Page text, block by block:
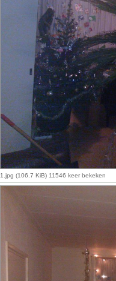
1.jpg (106.7 KiB) 11546 keer bekeken